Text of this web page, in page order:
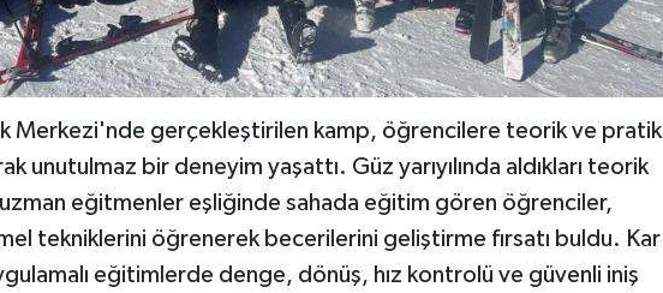
Merkezi'nde gerçekleştirilen kamp, öğrencilere teorik ve pratik
unutulmaz bir deneyim yaşattı. Güz yarıyılında aldıkları teorik
eğitmenler eşliğinde sahada eğitim gören öğrenciler,
tekniklerini öğrenerek becerilerini geliştirme fırsatı buldu. Kar
eğitimlerde denge, dönüş, hız kontrolü ve güvenli iniş